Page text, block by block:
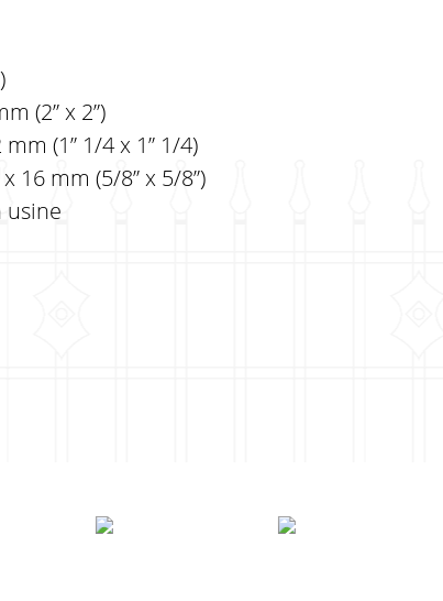
(2” x 2”)
(1” 1/4 x 1” 1/4)
16 mm (5/8” x 5/8”)
usine